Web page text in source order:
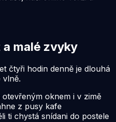
malé zvyky
čtyři hodin denně je dlouhá
vlně.
oknem i v zimě
z pusy kafe
ti chystá snídani do postele